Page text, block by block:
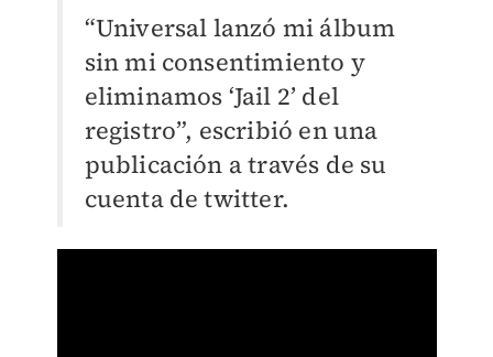
“Universal lanzó mi álbum
sin mi consentimiento y
eliminamos ‘Jail 2’ del
registro”, escribió en una
publicación a través de su
cuenta de twitter.